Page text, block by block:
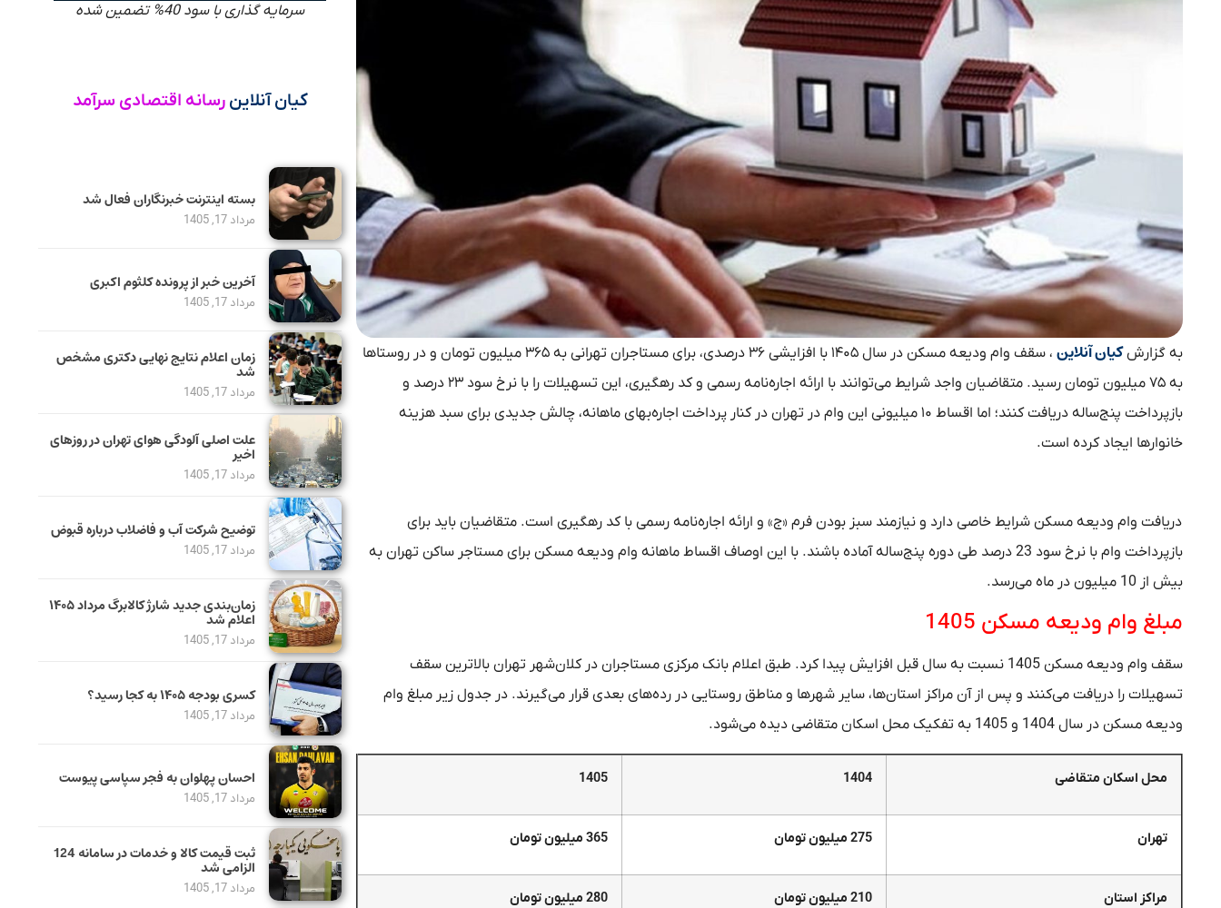
به گزارشکیان آنلاین
، سقف وام ودیعه مسکن در سال ۱۴۰۵ با افزایشی ۳۶ درصدی، برای مستاجران تهرانی به ۳۶۵ میلیون تومان و در روستاها
به ۷۵ میلیون تومان رسید. متقاضیان واجد شرایط می‌توانند با ارائه اجاره‌نامه رسمی و کد رهگیری، این تسهیلات را با نرخ سود ۲۳ درصد و
بازپرداخت پنج‌ساله دریافت کنند؛ اما اقساط ۱۰ میلیونی این وام در تهران در کنار پرداخت اجاره‌بهای ماهانه، چالش جدیدی برای سبد هزینه
خانوارها ایجاد کرده است.
دریافت وام ودیعه مسکن شرایط خاصی دارد و نیازمند سبز بودن فرم «ج» و ارائه اجاره‌نامه رسمی با کد رهگیری است. متقاضیان باید برای
بازپرداخت وام با نرخ سود 23 درصد طی دوره پنج‌ساله آماده باشند. با این اوصاف اقساط ماهانه وام ودیعه مسکن برای مستاجر ساکن تهران به
بیش از 10 میلیون در ماه می‌رسد.
مبلغ وام ودیعه مسکن 1405
سقف وام ودیعه مسکن 1405 نسبت به سال قبل افزایش پیدا کرد. طبق اعلام بانک مرکزی مستاجران در کلان‌شهر تهران بالاترین سقف
تسهیلات را دریافت می‌کنند و پس از آن مراکز استان‌ها، سایر شهرها و مناطق روستایی در رده‌های بعدی قرار می‌گیرند. در جدول زیر مبلغ وام
ودیعه مسکن در سال 1404 و 1405 به تفکیک محل اسکان متقاضی دیده می‌شود.
محل اسکان متقاضی 1404
1405
تهران 275 میلیون تومان 365 میلیون تومان
مراکز استان 210 میلیون تومان 280 میلیون تومان
سرمایه گذاری با سود 40% تضمین شده
کیان آنلاین رسانه اقتصادی سرآمد
بسته اینترنت خبرنگاران فعال شد
مرداد 17, 1405
آخرین خبر از پرونده کلثوم اکبری
مرداد 17, 1405
زمان اعلام نتایج نهایی دکتری مشخص
شد
مرداد 17, 1405
علت اصلی آلودگی هوای تهران در روزهای
اخیر
مرداد 17, 1405
توضیح شرکت آب و فاضلاب درباره قبوض
مرداد 17, 1405
زمان‌بندی جدید شارژ کالابرگ مرداد ۱۴۰۵
اعلام شد
مرداد 17, 1405
کسری بودجه ۱۴۰۵ به کجا رسید؟
مرداد 17, 1405
احسان پهلوان به فجر سپاسی پیوست
مرداد 17, 1405
ثبت قیمت کالا و خدمات در سامانه 124
الزامی شد
مرداد 17, 1405